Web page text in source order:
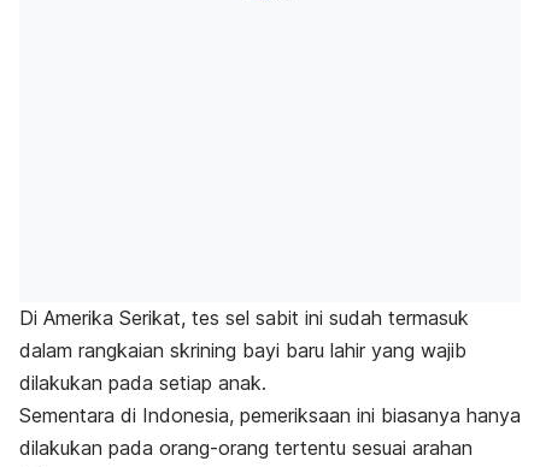
Di Amerika Serikat, tes sel sabit ini sudah termasuk
dalam rangkaian skrining bayi baru lahir yang wajib
dilakukan pada setiap anak.
Sementara di Indonesia, pemeriksaan ini biasanya hanya
dilakukan pada orang-orang tertentu sesuai arahan